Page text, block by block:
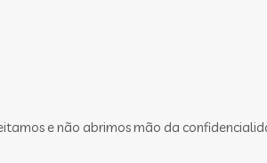
e não abrimos mão da